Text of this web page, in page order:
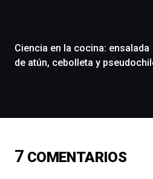
monólogos,
exposiciones,
conferencias,
de
16
Ciencia en la cocina: ensalada
de atún, cebolleta y
7 COMENTARIOS